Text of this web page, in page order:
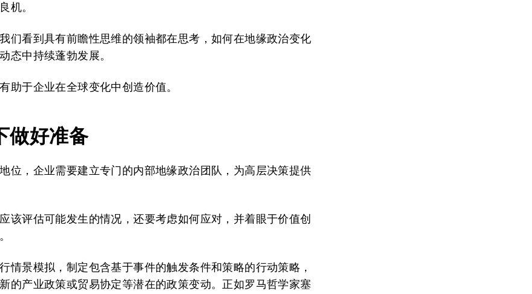
机。
们看到具有前瞻性思维的领袖都在思考，如何在地缘政治变化
态中持续蓬勃发展。
助于企业在全球变化中创造价值。
做好准备
位，企业需要建立专门的内部地缘政治团队，为高层决策提供
该评估可能发生的情况，还要考虑如何应对，并着眼于价值创
情景模拟，制定包含基于事件的触发条件和策略的行动策略，
的产业政策或贸易协定等潜在的政策变动。正如罗马哲学家塞